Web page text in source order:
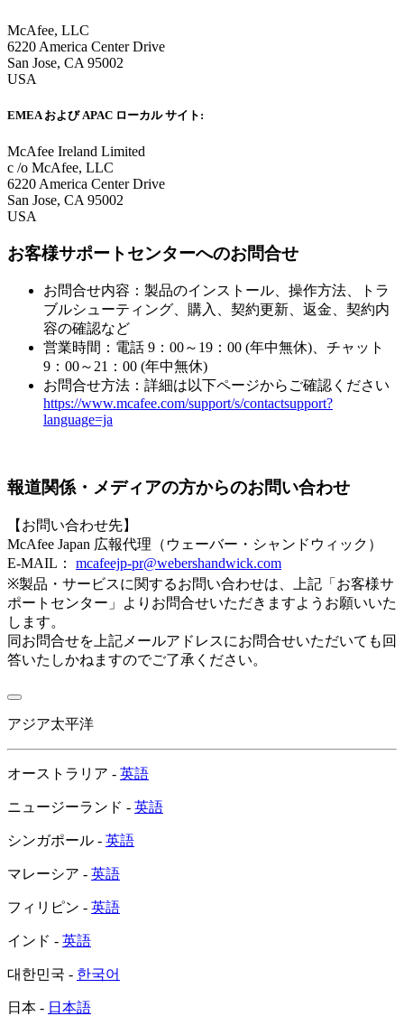
McAfee, LLC
6220 America Center Drive
San Jose, CA 95002
USA
EMEA および APAC ローカル サイト:
McAfee Ireland Limited
c /o McAfee, LLC
6220 America Center Drive
San Jose, CA 95002
USA
お客様サポートセンターへのお問合せ
お問合せ内容：製品のインストール、操作方法、トラ
ブルシューティング、購入、契約更新、返金、契約内
容の確認など​
営業時間：電話 9：00～19：00 (年中無休)​、チャット
9：00～21：00 (年中無休)​
お問合せ方法：詳細は以下ページからご確認ください
https://www.mcafee.com/support/s/contactsupport?
language=ja​
報道関係・メディアの方からのお問い合わせ
【お問い合わせ先】
McAfee Japan 広報代理（ウェーバー・シャンドウィック）
E-MAIL： mcafeejp-pr@webershandwick.com
※製品・サービスに関するお問い合わせは、上記「お客様サ
ポートセンター」よりお問合せいただきますようお願いいた
します。
同お問合せを上記メールアドレスにお問合せいただいても回
答いたしかねますのでご了承ください。
アジア太平洋
オーストラリア - 英語
ニュージーランド - 英語
シンガポール - 英語
マレーシア - 英語
フィリピン - 英語
インド - 英語
대한민국 - 한국어
日本 - 日本語